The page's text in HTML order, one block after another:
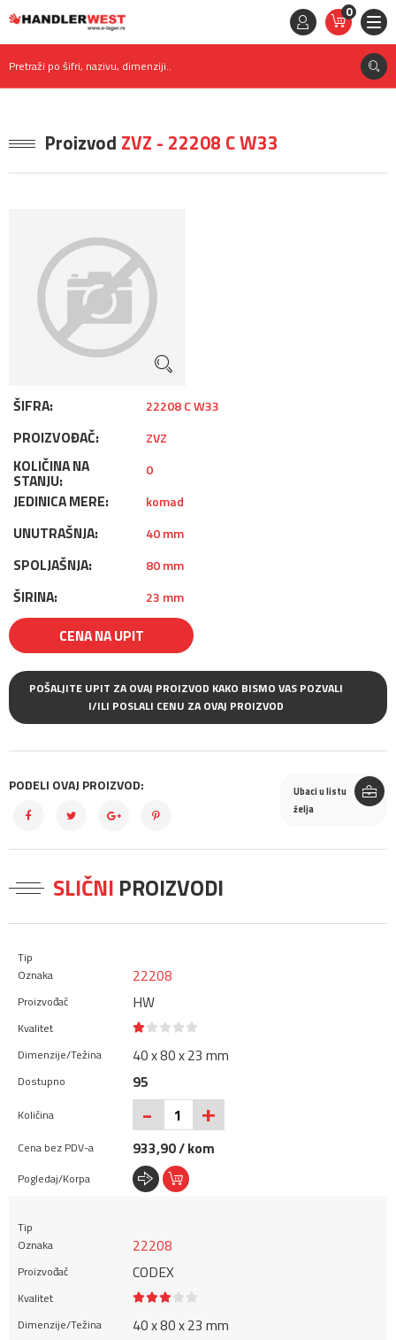
0
STAVKE
0,
RSD
Pretraži po šifri, nazivu, dimenziji..
Proizvod ZVZ - 22208 C W33
ŠIFRA: 22208 C W33
PROIZVOĐAČ: ZVZ
KOLIČINA NA
STANJU:
0
JEDINICA MERE: komad
UNUTRAŠNJA: 40 mm
SPOLJAŠNJA: 80 mm
ŠIRINA: 23 mm
CENA NA UPIT
POŠALJITE UPIT ZA OVAJ PROIZVOD KAKO BISMO VAS POZVALI
I/ILI POSLALI CENU ZA OVAJ PROIZVOD
PODELI OVAJ PROIZVOD:
Ubaci u listu
želja
SLIČNI PROIZVODI
22208
HW
40 x 80 x 23 mm
95
- +
933,90 / kom
22208
CODEX
40 x 80 x 23 mm